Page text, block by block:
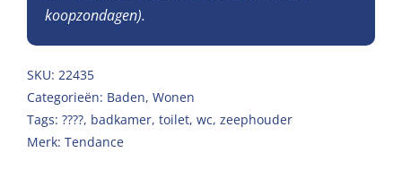
koopzondagen).
SKU: 22435
Categorieën: Baden, Wonen
Tags: ????, badkamer, toilet, wc, zeephouder
Merk: Tendance